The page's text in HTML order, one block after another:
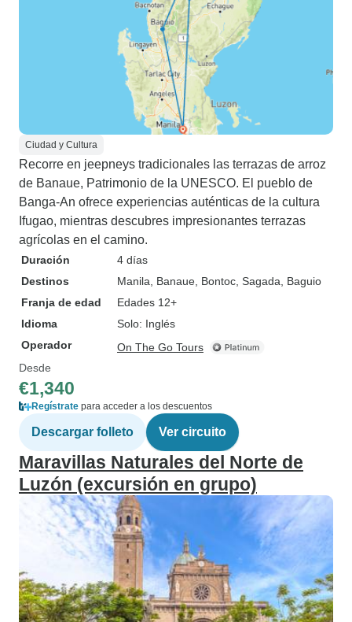
Ciudad y Cultura
Recorre en jeepneys tradicionales las terrazas de arroz
de Banaue, Patrimonio de la UNESCO. El pueblo de
Banga-An ofrece experiencias auténticas de la cultura
Ifugao, mientras descubres impresionantes terrazas
agrícolas en el camino.
Duración
4 días
Destinos
Manila , Banaue , Bontoc , Sagada , Baguio
Franja de edad
Edades 12+
Idioma
Solo: Inglés
Operador
On The Go Tours
Desde
€1,340
Regístrate para acceder a los descuentos
Descargar folleto Ver circuito
Maravillas Naturales del Norte de
Luzón (excursión en grupo)